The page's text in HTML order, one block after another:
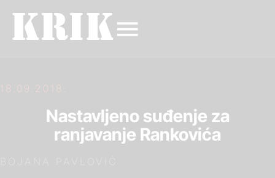
18.09.2018.
Nastavljeno suđenje za
ranjavanje Rankovića